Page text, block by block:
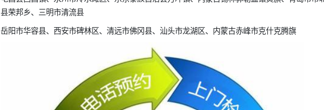
县荣邦乡、三明市清流县
岳阳市华容县、西安市碑林区、清远市佛冈县、汕头市龙湖区、内蒙古赤峰市克什克腾旗